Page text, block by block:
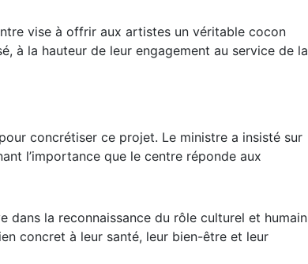
vise à offrir aux artistes un véritable cocon
à la hauteur de leur engagement au service de la
concrétiser ce projet. Le ministre a insisté sur
l’importance que le centre réponde aux
dans la reconnaissance du rôle culturel et humain
concret à leur santé, leur bien-être et leur